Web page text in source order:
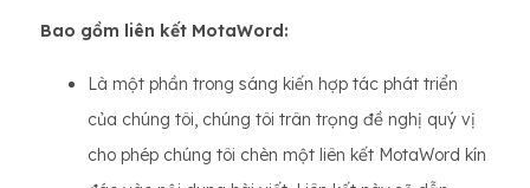
Bao gồm liên kết MotaWord:
Là một phần trong sáng kiến ​​hợp tác phát triển
của chúng tôi, chúng tôi trân trọng đề nghị quý vị
cho phép chúng tôi chèn một liên kết MotaWord kín